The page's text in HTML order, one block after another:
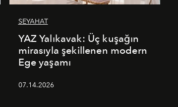
SEYAHAT
YAZ Yalıkavak: Üç kuşağın
mirasıyla şekillenen modern
Ege yaşamı
07.14.2026